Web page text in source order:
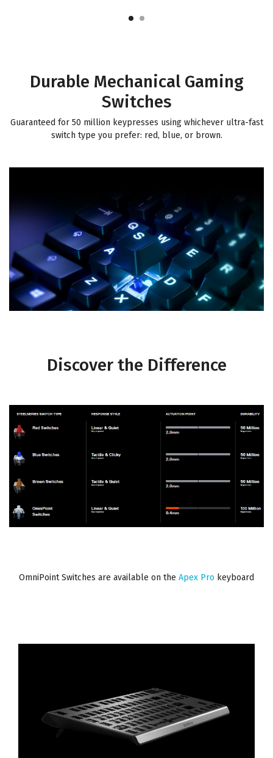
Durable Mechanical Gaming
Switches
Guaranteed for 50 million keypresses using whichever ultra-fast
switch type you prefer: red, blue, or brown.
Discover the Difference
OmniPoint Switches are available on the Apex Pro keyboard